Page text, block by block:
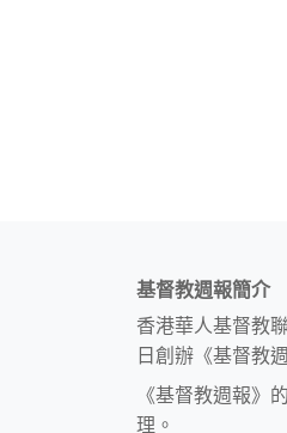
基督教週報簡介
香港華人基督教
日創辦《基督教
《基督教週報》
理。